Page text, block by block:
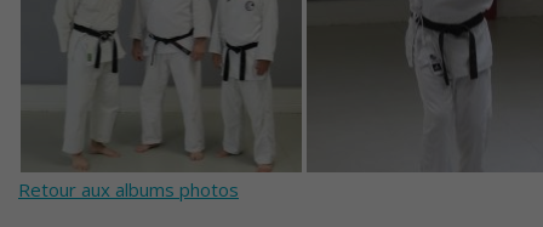
Retour aux albums photos